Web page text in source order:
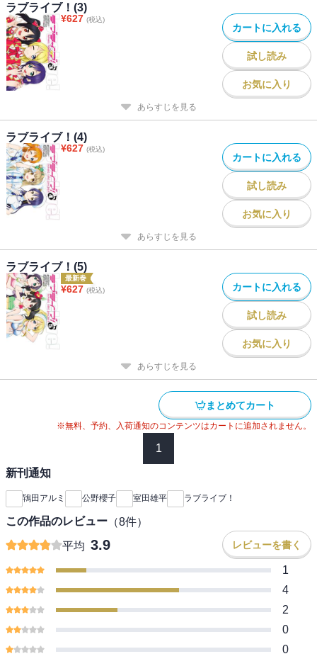
ラブライブ！(3)
¥627 (税込)
カートに入れる
試し読み
お気に入り
あらすじを見る
ラブライブ！(4)
¥627 (税込)
カートに入れる
試し読み
お気に入り
あらすじを見る
ラブライブ！(5)
最新巻
¥627 (税込) カートに入れる
試し読み
お気に入り
あらすじを見る
まとめてカート
※無料、予約、入荷通知のコンテンツはカートに追加されません。
1
新刊通知
鴇田アルミ 公野櫻子 室田雄平 ラブライブ！
この作品のレビュー （8件）
平均 3.9 レビューを書く
1
4
2
0
0